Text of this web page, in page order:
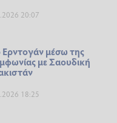
20:07
Ερντογάν μέσω της
με Σαουδική
18:25